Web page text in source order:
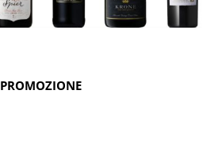
PROMOZIONE